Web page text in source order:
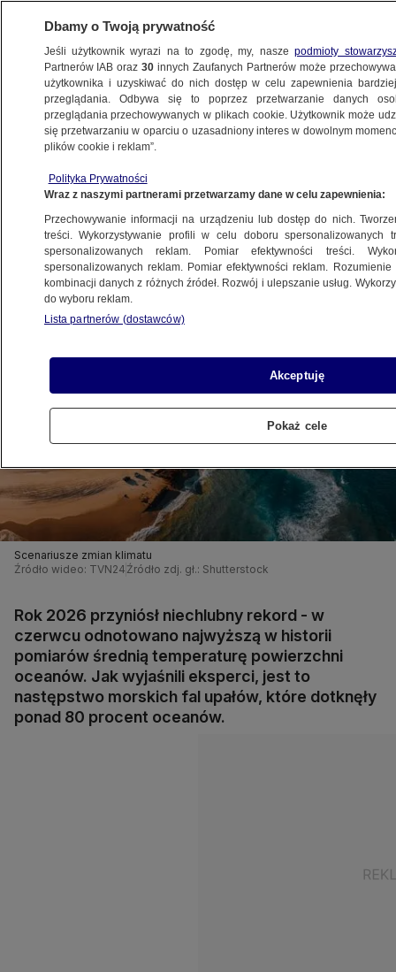
METEO
NAUKA
1.07.2026, 15:50
Posłuchaj artykułu
Czyta lektor AI
Scenariusze zmian klimatu
Źródło wideo: TVN24 Źródło zdj. gł.: Shutterstock
Rok 2026 przyniósł niechlubny rekord - w
czerwcu odnotowano najwyższą w historii
pomiarów średnią temperaturę powierzchni
oceanów. Jak wyjaśnili eksperci, jest to
następstwo morskich fal upałów, które dotknęły
ponad 80 procent oceanów.
Dbamy o Twoją prywatność
Jeśli użytkownik wyrazi na to zgodę, my, naszepodmioty
Partnerów IAB oraz30 innych Zaufanych Partnerów może
użytkownika i uzyskiwać do nich dostęp w celu zapewnienia
przeglądania. Odbywa się to poprzez przetwarzanie danych
przeglądania przechowywanych w plikach cookie. Użytkownik może
się przetwarzaniu w oparciu o uzasadniony interes w dowolnym
plików cookie i reklam”.
Polityka Prywatności
Wraz z naszymi partnerami przetwarzamy dane w celu zapewnienia:
Przechowywanie informacji na urządzeniu lub dostęp do nich.
treści. Wykorzystywanie profili w celu doboru spersonalizowanych
spersonalizowanych reklam. Pomiar efektywności treści.
spersonalizowanych reklam. Pomiar efektywności reklam.
kombinacji danych z różnych źródeł. Rozwój i ulepszanie usług.
do wyboru reklam.
Lista partnerów (dostawców)
Akceptuję
Pokaż cele